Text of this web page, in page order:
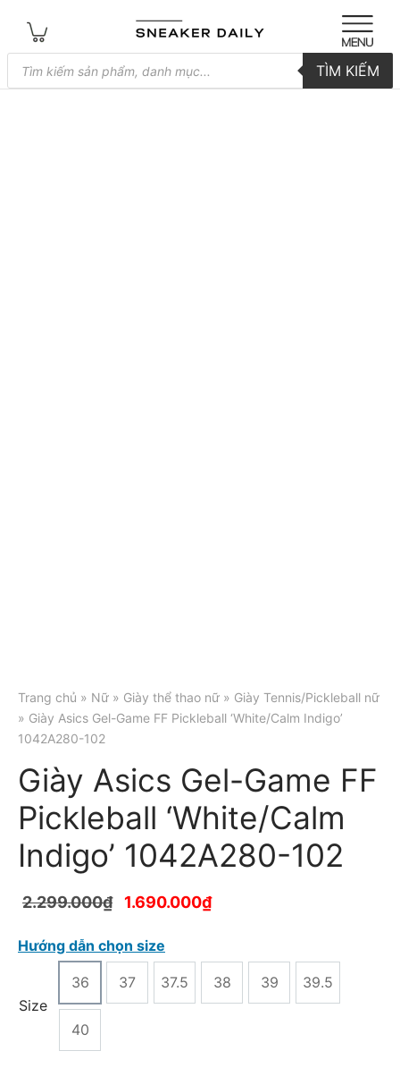
Tìm
kiếm
sản
TÌM KIẾM
Trang chủ » Nữ » Giày thể thao nữ » Giày Tennis/Pickleball nữ
» Giày Asics Gel-Game FF Pickleball ‘White/Calm Indigo’
1042A280-102
Giày Asics Gel-Game FF
Pickleball ‘White/Calm
Indigo’ 1042A280-102
2.299.000₫ 1.690.000₫
Hướng dẫn chọn size
Size
36 37 37.5 38 39 39.5
40